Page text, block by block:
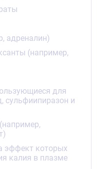
и
артерий или стеноз
рвота),
развития
бессолевой
адреналин)
(например,
для
сульфиипиразон и
эффект которых
калия в плазме